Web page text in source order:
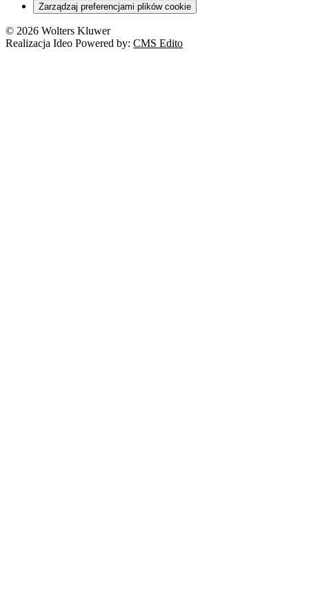
Zarządzaj preferencjami plików cookie
© 2026 Wolters Kluwer
Realizacja Ideo Powered by: CMS Edito